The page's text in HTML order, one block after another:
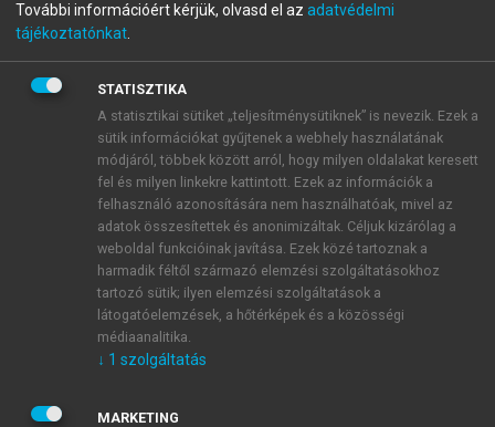
A regisztráció után apróbaidőszakautomatikusan
BELÉPÉS SAJÁT FIÓKKAL
ÚJ FIÓK LÉTREHOZÁSA
1 óra díjmentes hozzáférés
E-MAIL-CÍM
JELSZÓ
További információért kérjük, olvasd el az adatvédelmi
tájékoztatónkat
STATISZTIKA
A statisztikai sütiket „teljesítménysütiknek” is nevezik. Ezek a
sütik információkat gyűjtenek a webhely használatának
módjáról, többek között arról, hogy milyen oldalakat keresett
fel és milyen linkekre kattintott. Ezek az információk a
felhasználó azonosítására nem használhatóak, mivel az
adatok összesítettek és anonimizáltak. Céljuk kizárólag a
weboldal funkcióinak javítása. Ezek közé tartoznak a
harmadik féltől származó elemzési szolgáltatásokhoz
tartozó sütik; ilyen elemzési szolgáltatások a
látogatóelemzések, a hőtérképek és a közösségi
médiaanalitika.
↓ 1 szolgáltatás
MARKETING